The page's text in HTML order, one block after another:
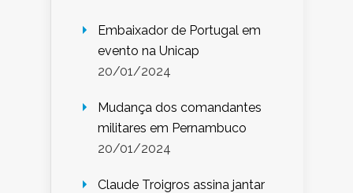
Embaixador de Portugal em
evento na Unicap
20/01/2024
Mudança dos comandantes
militares em Pernambuco
20/01/2024
Claude Troigros assina jantar